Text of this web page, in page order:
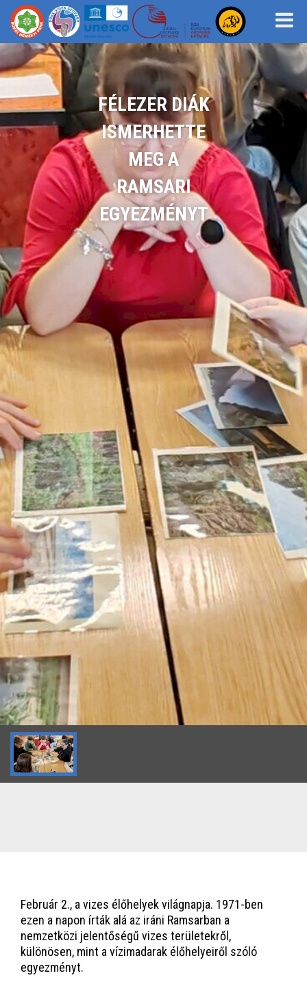
FÉLEZER DIÁK
ISMERHETTE
MEG A
RAMSARI
EGYEZMÉNYT
Február 2., a vizes élőhelyek világnapja. 1971-ben
ezen a napon írták alá az iráni Ramsarban a
nemzetközi jelentőségű vizes területekről,
különösen, mint a vízimadarak élőhelyeiről szóló
egyezményt.